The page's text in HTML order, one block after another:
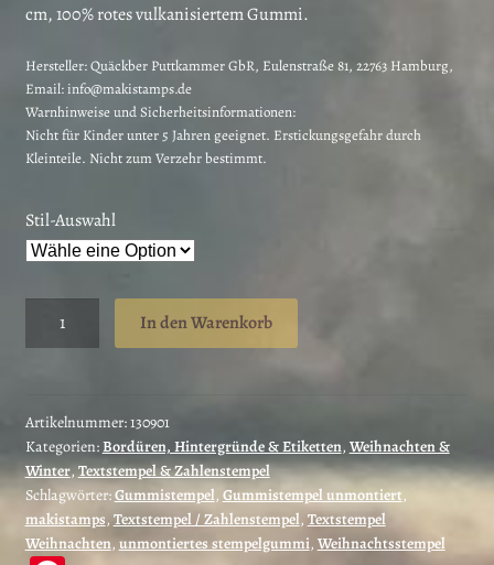
cm, 100% rotes vulkanisiertem Gummi.
Hersteller:Quäckber Puttkammer GbR, Eulenstraße 81, 22763 Hamburg,
Email: info@makistamps.de
Warnhinweise und Sicherheitsinformationen:
Nicht für Kinder unter 5 Jahren geeignet. Erstickungsgefahr durch
Kleinteile. Nicht zum Verzehr bestimmt.
Stil-Auswahl
Weihnachtsstempel
/
Stempelgummi
(130901)
Menge
In den Warenkorb
Artikelnummer:130901
Kategorien:Bordüren, Hintergründe & Etiketten, Weihnachten &
Winter,Textstempel & Zahlenstempel
Schlagwörter:Gummistempel, Gummistempel unmontiert,
makistamps, Textstempel / Zahlenstempel, Textstempel
Weihnachten, unmontiertes stempelgummi, Weihnachtsstempel